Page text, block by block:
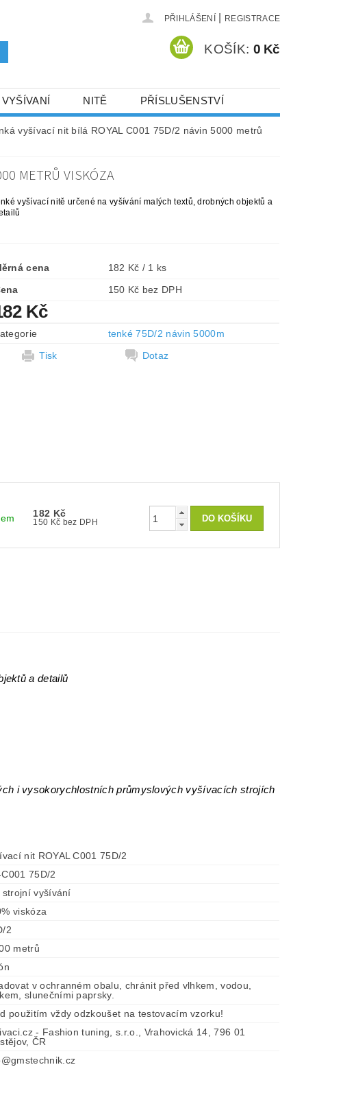
PŘIHLÁŠENÍ REGISTRACE
KOŠÍK: 0 Kč
NITĚ PŘÍSLUŠENSTVÍ
DOPRODEJ A SLEVY HOT-FIX KAMENY
SHOP VYSIVACI.CZ
vyšívací nit bílá ROYAL C001 75D/2 návin 5000 metrů
METRŮ VISKÓZA
vyšívací nitě určené na vyšívání malých textů, drobných objektů a
cena
182 Kč / 1 ks
150 Kč bez DPH
Kč
tenké 75D/2 návin 5000m
Tisk
Dotaz
182 Kč
150 Kč bez DPH
a detailů
i vysokorychlostních průmyslových vyšívacích strojích
nit ROYAL C001 75D/2
75D/2
strojní vyšívání
viskóza
2
metrů
v ochranném obalu, chránit před vlhkem, vodou,
slunečními paprsky.
použitím vždy odzkoušet na testovacím vzorku!
- Fashion tuning, s.r.o., Vrahovická 14, 796 01
ČR